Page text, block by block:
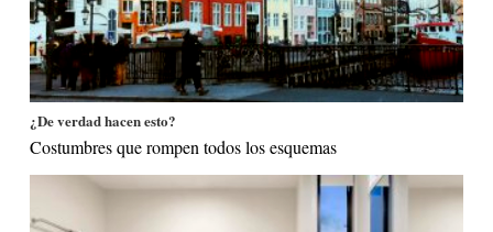
¿De verdad hacen esto?
Costumbres que rompen todos los esquemas